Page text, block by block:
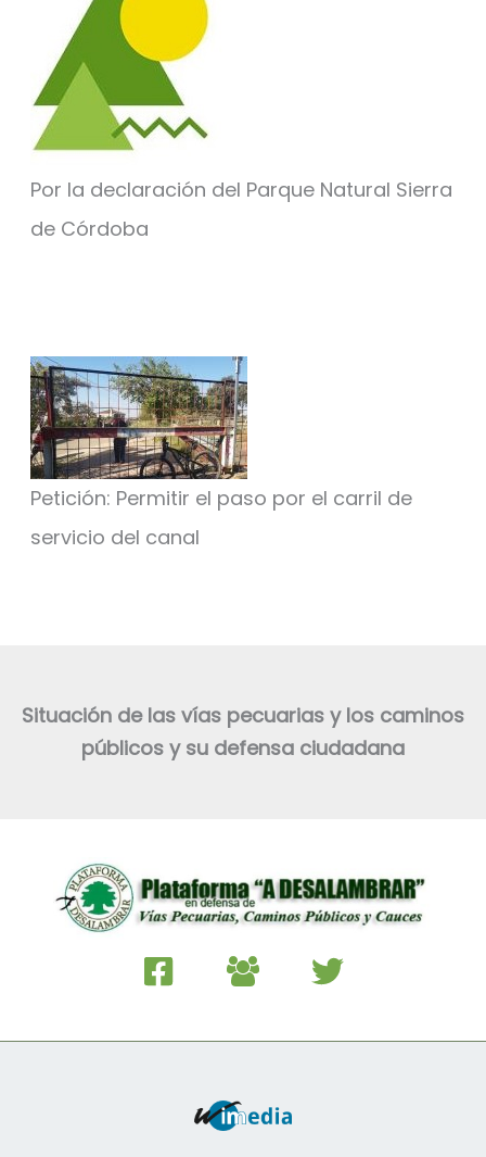
Por la declaración del Parque Natural Sierra
de Córdoba
Petición: Permitir el paso por el carril de
servicio del canal
Situación de las vías pecuarias y los caminos
públicos y su defensa ciudadana